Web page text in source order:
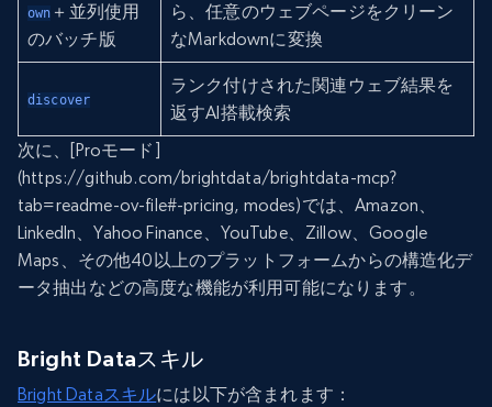
own ＋並列使用
のバッチ版
ら、任意のウェブページをクリーン
なMarkdownに変換
discover
ランク付けされた関連ウェブ結果を
返すAI搭載検索
次に、[Proモード]
(https://github.com/brightdata/brightdata-mcp?
tab=readme-ov-file#-pricing, modes)では、Amazon、
LinkedIn、Yahoo Finance、YouTube、Zillow、Google
Maps、その他40以上のプラットフォームからの構造化デ
ータ抽出などの高度な機能が利用可能になります。
Bright Dataスキル
Bright Dataスキルには以下が含まれます：